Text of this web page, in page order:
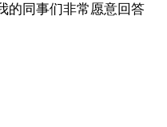
的同事们非常愿意回答